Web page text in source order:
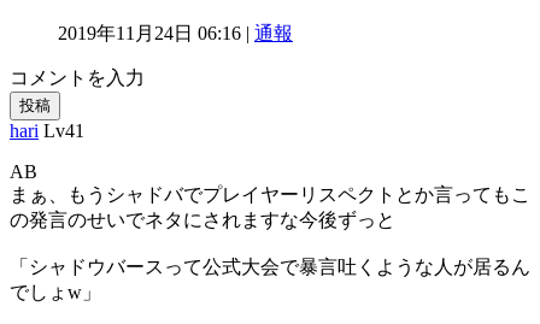
2019年11月24日 06:16 | 通報
コメントを入力
投稿
hari Lv41
AB
まぁ、もうシャドバでプレイヤーリスペクトとか言ってもこ
の発言のせいでネタにされますな今後ずっと
「シャドウバースって公式大会で暴言吐くような人が居るん
でしょw」